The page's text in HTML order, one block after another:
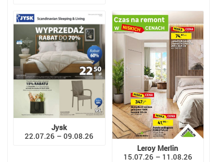
Jysk
22.07.26 – 09.08.26
Leroy Merlin
15.07.26 – 11.08.26